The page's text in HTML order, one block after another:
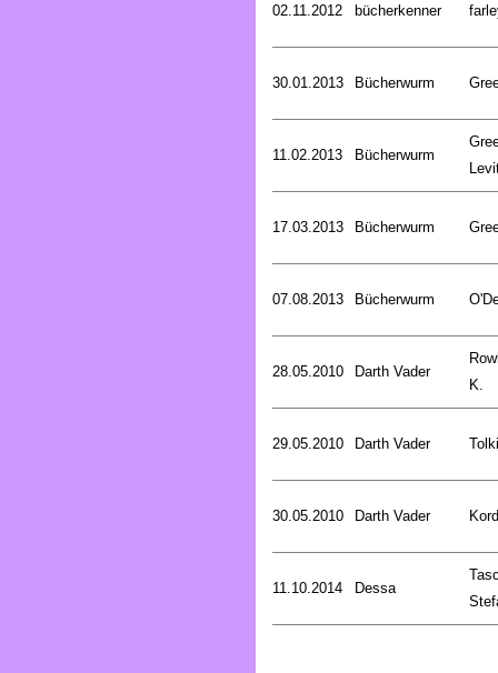
02.11.2012 bücherkenner
30.01.2013 Bücherwurm
11.02.2013 Bücherwurm
17.03.2013 Bücherwurm
07.08.2013 Bücherwurm
28.05.2010 Darth Vader
K.
29.05.2010 Darth Vader
30.05.2010 Darth Vader
11.10.2014 Dessa